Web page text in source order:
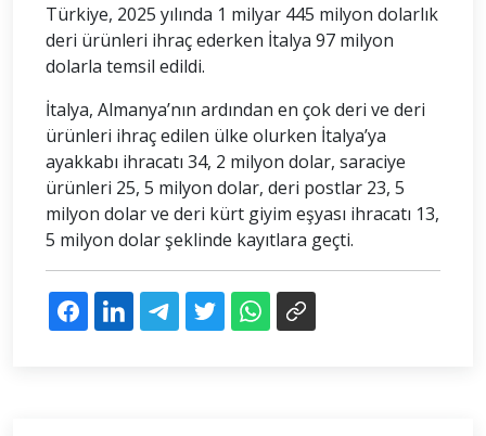
Türkiye, 2025 yılında 1 milyar 445 milyon dolarlık
deri ürünleri ihraç ederken İtalya 97 milyon
dolarla temsil edildi.
İtalya, Almanya’nın ardından en çok deri ve deri
ürünleri ihraç edilen ülke olurken İtalya’ya
ayakkabı ihracatı 34, 2 milyon dolar, saraciye
ürünleri 25, 5 milyon dolar, deri postlar 23, 5
milyon dolar ve deri kürt giyim eşyası ihracatı 13,
5 milyon dolar şeklinde kayıtlara geçti.